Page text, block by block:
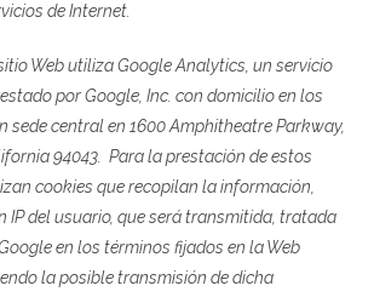
de Internet.
Web utiliza Google Analytics, un servicio
por Google, Inc. con domicilio en los
sede central en 1600 Amphitheatre Parkway,
94043. Para la prestación de estos
cookies que recopilan la información,
IP del usuario, que será transmitida, tratada
en los términos fijados en la Web
la posible transmisión de dicha